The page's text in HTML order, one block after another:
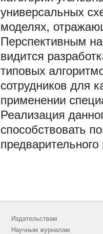
универсальных
моделях,
Перспективным
видится
типовых
сотрудников для
применении
Реализация
способствовать
Издательствам
Научным журналам